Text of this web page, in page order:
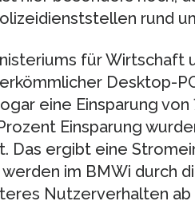
rund
für Wirtschaft
Desktop-
eine Einsparung
Einsparung
Das ergibt eine
im BMWi durch
Nutzerverhalten